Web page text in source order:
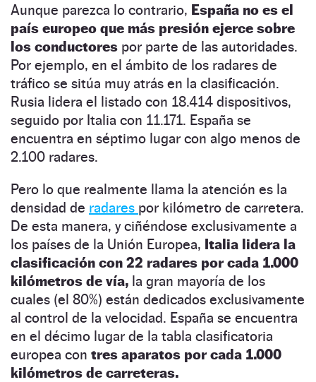
Aunque parezca lo contrario, España no es el
país europeo que más presión ejerce sobre
los conductores por parte de las autoridades.
Por ejemplo, en el ámbito de los radares de
tráfico se sitúa muy atrás en la clasificación.
Rusia lidera el listado con 18.414 dispositivos,
seguido por Italia con 11.171. España se
encuentra en séptimo lugar con algo menos de
2.100 radares.
Pero lo que realmente llama la atención es la
densidad de radares por kilómetro de carretera.
De esta manera, y ciñéndose exclusivamente a
los países de la Unión Europea, Italia lidera la
clasificación con 22 radares por cada 1.000
kilómetros de vía, la gran mayoría de los
cuales (el 80%) están dedicados exclusivamente
al control de la velocidad. España se encuentra
en el décimo lugar de la tabla clasificatoria
europea con tres aparatos por cada 1.000
kilómetros de carreteras.